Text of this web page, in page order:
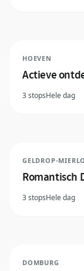
HOEVEN
Actieve
3 stopsHele dag
GELDROP-MIERLO
Romantisch
3 stopsHele dag
DOMBURG